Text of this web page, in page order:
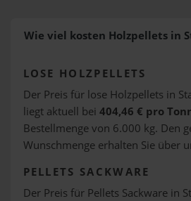
Wie viel kosten Holzpellets in
LOSE HOLZPELLETS
Der Preis für lose Holzpellets in
liegt aktuell bei 404,46 € pro
Bestellmenge von 6.000 kg. Den
Wunschmenge erhalten Sie über
PELLETS SACKWARE
Der Preis für Pellets Sackware in